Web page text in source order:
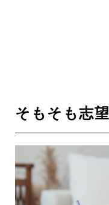
そもそも志